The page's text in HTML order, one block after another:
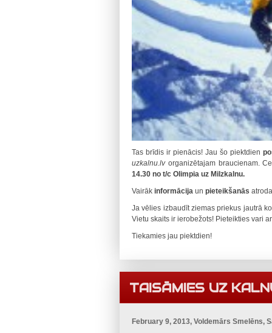
Tas brīdis ir pienācis! Jau šo piektdien
uzkalnu.lvorganizētajam braucienam.
14.30 no t/c Olimpia uz Milzkalnu.
Vairāk informācija un pieteikšanās
Ja vēlies izbaudīt ziemas priekus jautrā
Vietu skaits ir ierobežots! Pieteikties vari
Tiekamies jau piektdien!
TAISĀMIES UZ
February 9, 2013, Voldemārs Smelēns,